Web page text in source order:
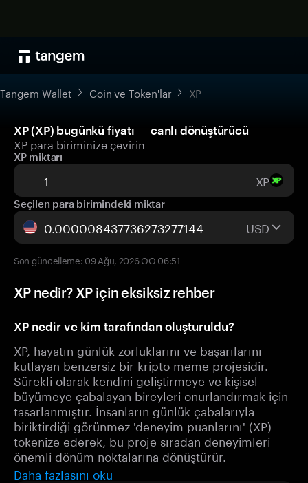
Tangem Wallet Coin ve Token'lar XP
XP (XP) bugünkü fiyatı — canlı dönüştürücü
XP para biriminize çevirin
XP miktarı
XP
Seçilen para birimindeki miktar
USD
Son güncelleme: 09 Ağu, 2026 ÖÖ 06:51
XP nedir? XP için eksiksiz rehber
XP nedir ve kim tarafından oluşturuldu?
XP, hayatın günlük zorluklarını ve başarılarını
kutlayan benzersiz bir kripto meme projesidir.
Sürekli olarak kendini geliştirmeye ve kişisel
büyümeye çabalayan bireyleri onurlandırmak için
tasarlanmıştır. İnsanların günlük çabalarıyla
biriktirdiği görünmez 'deneyim puanlarını' (XP)
tokenize ederek, bu proje sıradan deneyimleri
önemli dönüm noktalarına dönüştürür.
Daha fazlasını oku